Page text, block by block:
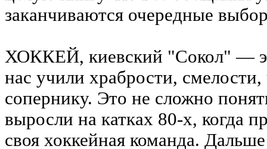
заканчиваются очередные
ХОККЕЙ, киевский "Сокол" —
нас учили храбрости,
сопернику. Это не сложно
выросли на катках 80-х, когда
своя хоккейная команда.